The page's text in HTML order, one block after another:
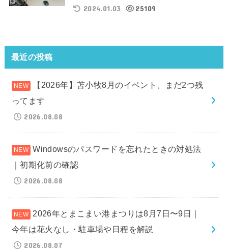
2024.01.03
25109
最近の投稿
【2026年】苫小牧8月のイベント、まだ2つ残
ってます
2026.08.08
Windowsのパスワードを忘れたときの対処法
｜初期化前の確認
2026.08.08
2026年とまこまい港まつりは8月7日〜9日｜
今年は花火なし・駐車場や日程を解説
2026.08.07